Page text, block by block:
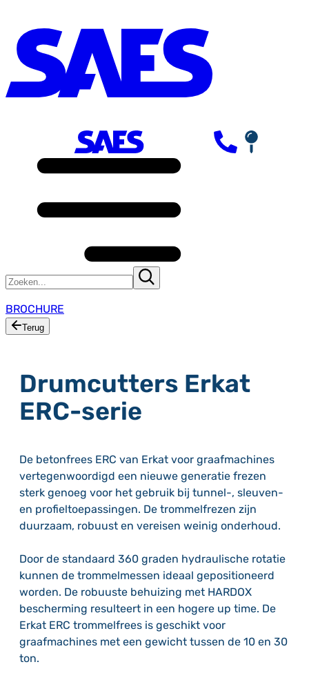
BROCHURE
Terug
Drumcutters Erkat
ERC-serie
De betonfrees ERC van Erkat voor graafmachines
vertegenwoordigd een nieuwe generatie frezen
sterk genoeg voor het gebruik bij tunnel-, sleuven-
en profieltoepassingen. De trommelfrezen zijn
duurzaam, robuust en vereisen weinig onderhoud.
Door de standaard 360 graden hydraulische rotatie
kunnen de trommelmessen ideaal gepositioneerd
worden. De robuuste behuizing met HARDOX
bescherming resulteert in een hogere up time. De
Erkat ERC trommelfrees is geschikt voor
graafmachines met een gewicht tussen de 10 en 30
ton.